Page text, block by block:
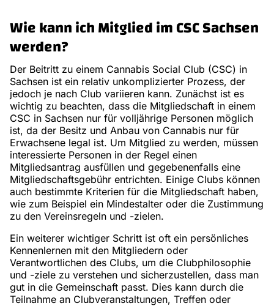
Wie kann ich Mitglied im CSC Sachsen
werden?
Der Beitritt zu einem Cannabis Social Club (CSC) in
Sachsen ist ein relativ unkomplizierter Prozess, der
jedoch je nach Club variieren kann. Zunächst ist es
wichtig zu beachten, dass die Mitgliedschaft in einem
CSC in Sachsen nur für volljährige Personen möglich
ist, da der Besitz und Anbau von Cannabis nur für
Erwachsene legal ist. Um Mitglied zu werden, müssen
interessierte Personen in der Regel einen
Mitgliedsantrag ausfüllen und gegebenenfalls eine
Mitgliedschaftsgebühr entrichten. Einige Clubs können
auch bestimmte Kriterien für die Mitgliedschaft haben,
wie zum Beispiel ein Mindestalter oder die Zustimmung
zu den Vereinsregeln und -zielen.
Ein weiterer wichtiger Schritt ist oft ein persönliches
Kennenlernen mit den Mitgliedern oder
Verantwortlichen des Clubs, um die Clubphilosophie
und -ziele zu verstehen und sicherzustellen, dass man
gut in die Gemeinschaft passt. Dies kann durch die
Teilnahme an Clubveranstaltungen, Treffen oder